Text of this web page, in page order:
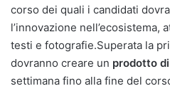
corso dei quali i candidati
l’innovazione nell’ecosistema,
testi e fotografie.Superata la
dovranno creare un prodotto
settimana fino alla fine del